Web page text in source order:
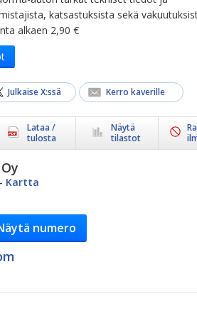
katsastuksista sekä
alkaen 2,90 €
Julkaise X:ssä Kerro kaverille
Lataa /
tulosta
Näytä
tilastot
- Kartta
numero